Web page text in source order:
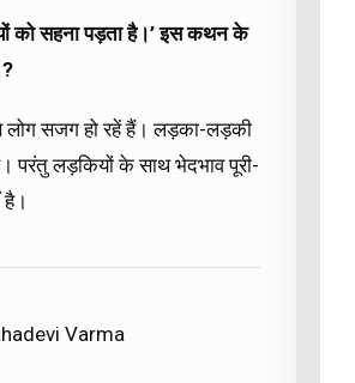
को सहना पड़ता है।’ इस कथन के
लोग सजग हो रहें हैं। लड़का-लड़की
परंतु लड़कियों के साथ भेदभाव पूरी-
Varma